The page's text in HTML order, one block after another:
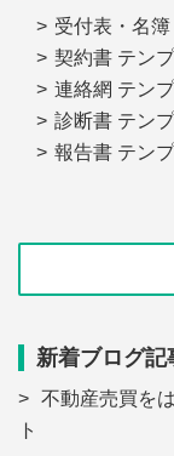
受付表・名
契約書 テン
連絡網 テン
診断書 テン
報告書 テン
新着ブログ記
不動産売買を
ト